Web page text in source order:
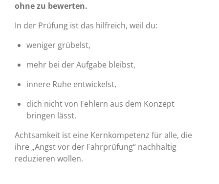
ohne zu bewerten.
In der Prüfung ist das hilfreich, weil du:
weniger grübelst,
mehr bei der Aufgabe bleibst,
innere Ruhe entwickelst,
dich nicht von Fehlern aus dem Konzept
bringen lässt.
Achtsamkeit ist eine Kernkompetenz für alle, die
ihre „Angst vor der Fahrprüfung“ nachhaltig
reduzieren wollen.